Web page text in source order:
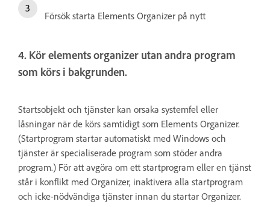
Försök starta Elements Organizer på nytt
4. Kör elements organizer utan andra program
som körs i bakgrunden.
Startsobjekt och tjänster kan orsaka systemfel eller
låsningar när de körs samtidigt som Elements Organizer.
(Startprogram startar automatiskt med Windows och
tjänster är specialiserade program som stöder andra
program.) För att avgöra om ett startprogram eller en tjänst
står i konflikt med Organizer, inaktivera alla startprogram
och icke-nödvändiga tjänster innan du startar Organizer.